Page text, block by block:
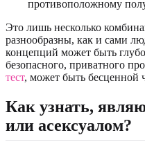
противоположному
Это лишь несколько
разнообразны, как и сами
концепций может быть
безопасного, приватного
тест, может быть бесценной
Как узнать,
или асексуалом?